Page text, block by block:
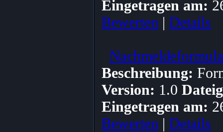
Eingetragen am:
Bewerten | Details
Beschreibung:
Version: 1.0
Eingetragen am:
Bewerten | Details